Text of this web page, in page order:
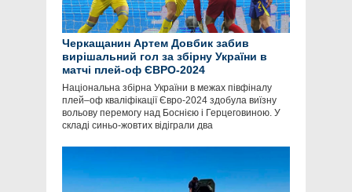
Черкащанин Артем Довбик забив
вирішальний гол за збірну України в
матчі плей-оф ЄВРО-2024
Національна збірна України в межах півфіналу
плей–оф кваліфікації Євро-2024 здобула виїзну
вольову перемогу над Боснією і Герцеговиною. У
складі синьо-жовтих відіграли два